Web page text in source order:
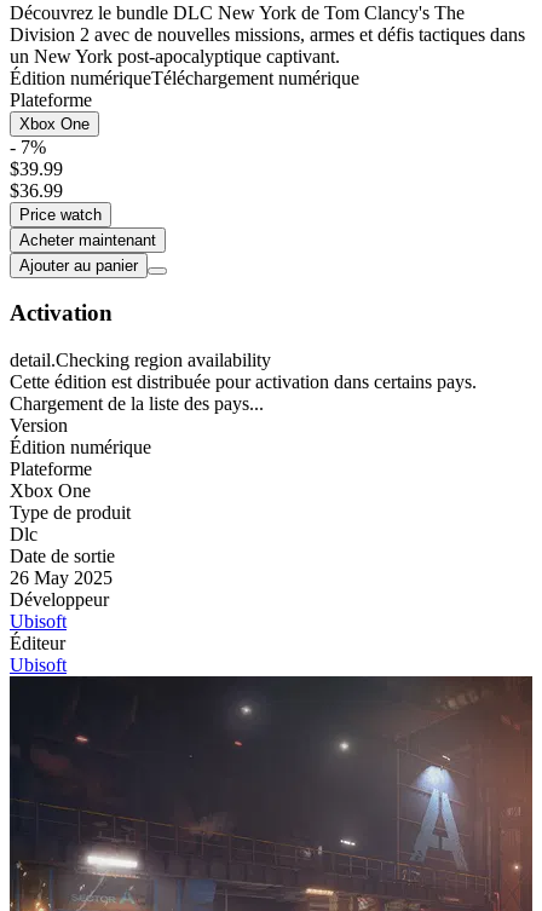
Découvrez le bundle DLC New York de Tom Clancy's The
Division 2 avec de nouvelles missions, armes et défis tactiques dans
un New York post-apocalyptique captivant.
Édition numériqueTéléchargement numérique
Plateforme
Xbox One
- 7%
$39.99
$36.99
Price watch
Acheter maintenant
Ajouter au panier
Activation
detail.Checking region availability
Cette édition est distribuée pour activation dans certains pays.
Chargement de la liste des pays...
Version
Édition numérique
Plateforme
Xbox One
Type de produit
Dlc
Date de sortie
26 May 2025
Développeur
Ubisoft
Éditeur
Ubisoft